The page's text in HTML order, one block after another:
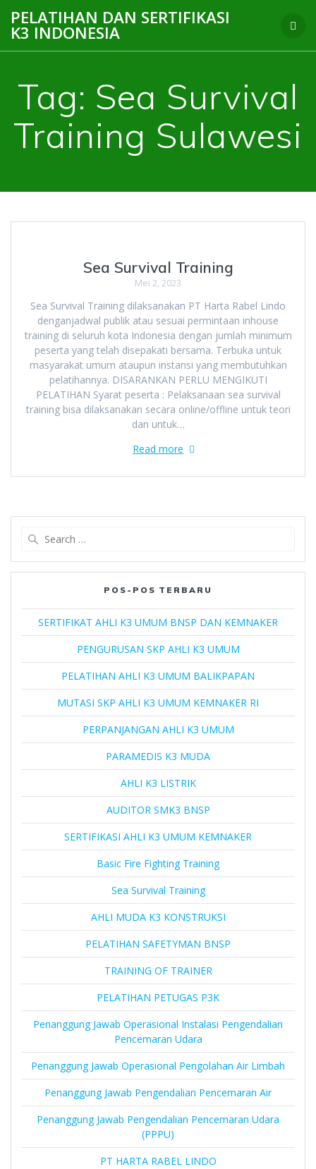
to
PELATIHAN DAN SERTIFIKASI
K3 INDONESIA
Tag: Sea Survival
Training Sulawesi
Sea Survival Training
Mei 2, 2023
Sea Survival Training dilaksanakan PT Harta Rabel Lindo
denganjadwal publik atau sesuai permintaan inhouse
training di seluruh kota Indonesia dengan jumlah minimum
peserta yang telah disepakati bersama. Terbuka untuk
masyarakat umum ataupun instansi yang membutuhkan
pelatihannya. DISARANKAN PERLU MENGIKUTI
PELATIHAN Syarat peserta : Pelaksanaan sea survival
training bisa dilaksanakan secara online/offline untuk teori
dan untuk…
Read more
POS-POS TERBARU
SERTIFIKAT AHLI K3 UMUM BNSP DAN KEMNAKER
PENGURUSAN SKP AHLI K3 UMUM
PELATIHAN AHLI K3 UMUM BALIKPAPAN
MUTASI SKP AHLI K3 UMUM KEMNAKER RI
PERPANJANGAN AHLI K3 UMUM
PARAMEDIS K3 MUDA
AHLI K3 LISTRIK
AUDITOR SMK3 BNSP
SERTIFIKASI AHLI K3 UMUM KEMNAKER
Basic Fire Fighting Training
Sea Survival Training
AHLI MUDA K3 KONSTRUKSI
PELATIHAN SAFETYMAN BNSP
TRAINING OF TRAINER
PELATIHAN PETUGAS P3K
Penanggung Jawab Operasional Instalasi Pengendalian
Pencemaran Udara
Penanggung Jawab Operasional Pengolahan Air Limbah
Penanggung Jawab Pengendalian Pencemaran Air
Penanggung Jawab Pengendalian Pencemaran Udara
(PPPU)
PT HARTA RABEL LINDO